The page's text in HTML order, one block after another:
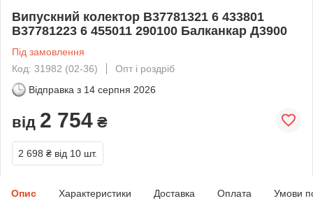
Випускний колектор В37781321 6 433801
В37781223 6 455011 290100 Балканкар Д3900
Під замовлення
Код: 31982 (02-36)
Опт і роздріб
Відправка з 14 серпня 2026
від 2 754 ₴
2 698 ₴ від 10 шт.
Опис Характеристики Доставка Оплата Умови